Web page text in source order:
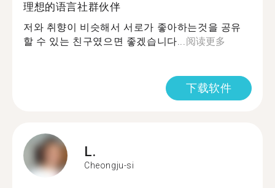
理想的语言社群伙伴
저와 취향이 비슷해서 서로가 좋아하는것을 공유
할 수 있는 친구였으면 좋겠습니다...阅读更多
下载软件
L.
Cheongju-si